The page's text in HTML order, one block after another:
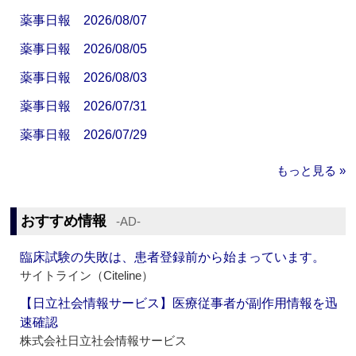
薬事日報 2026/08/07
薬事日報 2026/08/05
薬事日報 2026/08/03
薬事日報 2026/07/31
薬事日報 2026/07/29
もっと見る »
おすすめ情報 ‐AD‐
臨床試験の失敗は、患者登録前から始まっています。
サイトライン（Citeline）
【日立社会情報サービス】医療従事者が副作用情報を迅
速確認
株式会社日立社会情報サービス